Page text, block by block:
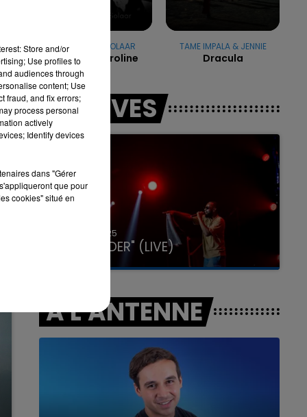
16h00 - 20h00
LA TEAM DU WEEK-END
ZAHO & MC SOLAAR
Comme Caroline
TAME IMPALA & JENNIE
Dracula
LES LIVES
31 janvier 2025
GIMS "SPIDER" (LIVE)
A L'ANTENNE
Store and/or
Use profiles to
audiences through
content; Use
fraud, and fix errors;
process personal
actively
Identify devices
dans "Gérer
que pour
cookies" situé en